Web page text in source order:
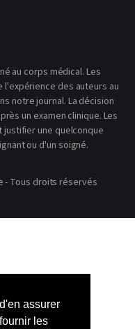
assurer
les
au corps médical. Les
des auteurs au
notre journal. La décision
un examen clinique. Les
justifier une quelconque
ou d'un soigné.
- Tous droits réservés